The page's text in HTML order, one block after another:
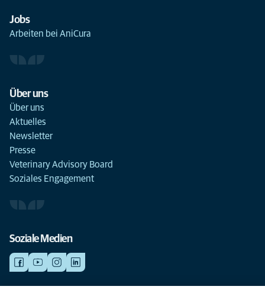
Jobs
Arbeiten bei AniCura
Über uns
Über uns
Aktuelles
Newsletter
Presse
Veterinary Advisory Board
Soziales Engagement
Soziale Medien